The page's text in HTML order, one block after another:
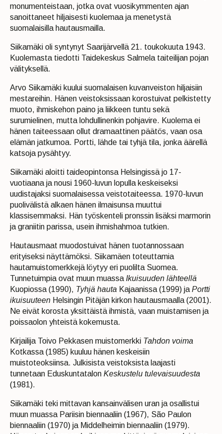
monumenteistaan, jotka ovat vuosikymmenten ajan
sanoittaneet hiljaisesti kuolemaa ja menetystä
suomalaisilla hautausmailla.
Siikamäki oli syntynyt Saarijärvellä 21. toukokuuta 1943.
Kuolemasta tiedotti Taidekeskus Salmela taiteilijan pojan
välityksellä.
Arvo Siikamäki kuului suomalaisen kuvanveiston hiljaisiin
mestareihin. Hänen veistoksissaan korostuivat pelkistetty
muoto, ihmiskehon paino ja liikkeen tuntu sekä
surumielinen, mutta lohdullinenkin pohjavire. Kuolema ei
hänen taiteessaan ollut dramaattinen päätös, vaan osa
elämän jatkumoa. Portti, lähde tai tyhjä tila, jonka äärellä
katsoja pysähtyy.
Siikamäki aloitti taideopintonsa Helsingissä jo 17-
vuotiaana ja nousi 1960-luvun lopulla keskeiseksi
uudistajaksi suomalaisessa veistotaiteessa. 1970-luvun
puolivälistä alkaen hänen ilmaisunsa muuttui
klassisemmaksi. Hän työskenteli pronssin lisäksi marmorin
ja graniitin parissa, usein ihmishahmoa tutkien.
Hautausmaat muodostuivat hänen tuotannossaan
erityiseksi näyttämöksi. Siikamäen toteuttamia
hautamuistomerkkejä löytyy eri puolilta Suomea.
Tunnetuimpia ovat muun muassa Ikuisuuden lähteellä
Kuopiossa (1990), Tyhjä hauta Kajaanissa (1999) ja Portti
ikuisuuteen Helsingin Pitäjän kirkon hautausmaalla (2001).
Ne eivät korosta yksittäistä ihmistä, vaan muistamisen ja
poissaolon yhteistä kokemusta.
Kirjailija Toivo Pekkasen muistomerkki Tahdon voima
Kotkassa (1985) kuuluu hänen keskeisiin
muistoteoksiinsa. Julkisista veistoksista laajasti
tunnetaan Eduskuntatalon Keskustelu tulevaisuudesta
(1981).
Siikamäki teki mittavan kansainvälisen uran ja osallistui
muun muassa Pariisin biennaaliin (1967), São Paulon
biennaaliin (1970) ja Middelheimin biennaaliin (1979).